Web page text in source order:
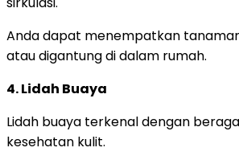
Anda dapat menempatkan
atau digantung di dalam rumah.
4. Lidah Buaya
Lidah buaya terkenal dengan
kesehatan kulit.